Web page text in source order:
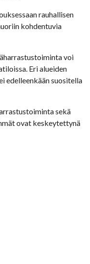
rauhallisen
kohdentuvia
voi
Eri alueiden
edelleenkään suositella
sekä
ovat keskeytettynä